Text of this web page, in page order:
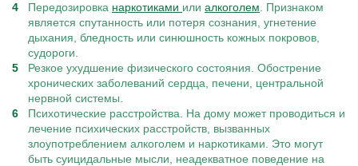
Передозировка наркотиками или алкоголем . Признаком
является спутанность или потеря сознания, угнетение
дыхания, бледность или синюшность кожных покровов,
судороги.
Резкое ухудшение физического состояния. Обострение
хронических заболеваний сердца, печени, центральной
нервной системы.
Психотические расстройства. На дому может проводиться и
лечение психических расстройств, вызванных
злоупотреблением алкоголем и наркотиками. Это могут
быть суицидальные мысли, неадекватное поведение на